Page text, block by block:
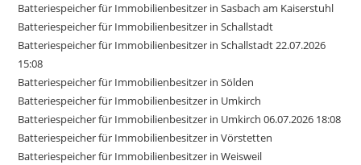
Batteriespeicher für Immobilienbesitzer in Sasbach am Kaiserstuhl
Batteriespeicher für Immobilienbesitzer in Schallstadt
Batteriespeicher für Immobilienbesitzer in Schallstadt 22.07.2026
15:08
Batteriespeicher für Immobilienbesitzer in Sölden
Batteriespeicher für Immobilienbesitzer in Umkirch
Batteriespeicher für Immobilienbesitzer in Umkirch 06.07.2026 18:08
Batteriespeicher für Immobilienbesitzer in Vörstetten
Batteriespeicher für Immobilienbesitzer in Weisweil